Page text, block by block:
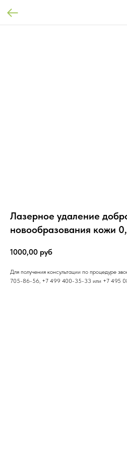
Лазерное удаление
новообразования кожи
1000,00 руб
Для получения консультации по процедуре
705-86-56, +7 499 400-35-33 или +7 495